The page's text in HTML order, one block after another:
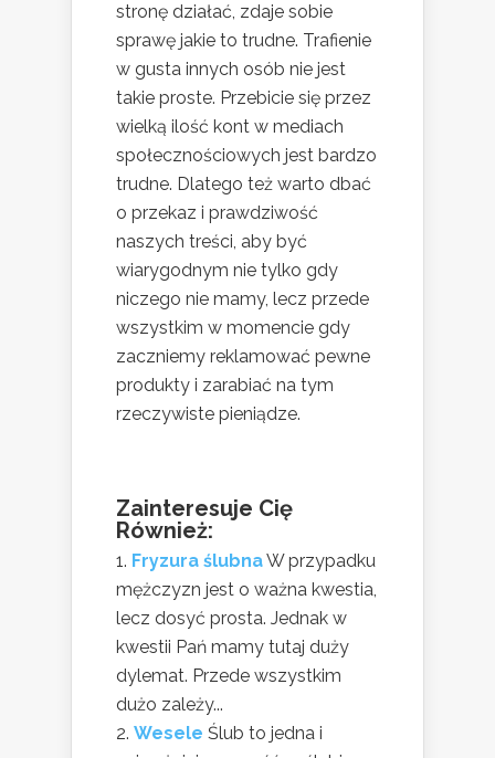
stronę działać, zdaje sobie
sprawę jakie to trudne. Trafienie
w gusta innych osób nie jest
takie proste. Przebicie się przez
wielką ilość kont w mediach
społecznościowych jest bardzo
trudne. Dlatego też warto dbać
o przekaz i prawdziwość
naszych treści, aby być
wiarygodnym nie tylko gdy
niczego nie mamy, lecz przede
wszystkim w momencie gdy
zaczniemy reklamować pewne
produkty i zarabiać na tym
rzeczywiste pieniądze.
Zainteresuje Cię
Również:
Fryzura ślubnaW przypadku
mężczyzn jest o ważna kwestia,
lecz dosyć prosta. Jednak w
kwestii Pań mamy tutaj duży
dylemat. Przede wszystkim
dużo zależy...
Wesele Ślub to jedna i